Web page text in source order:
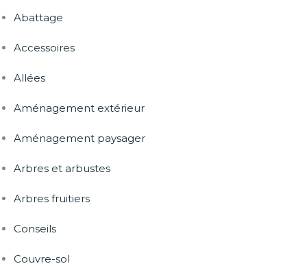
Abattage
Accessoires
Allées
Aménagement extérieur
Aménagement paysager
Arbres et arbustes
Arbres fruitiers
Conseils
Couvre-sol